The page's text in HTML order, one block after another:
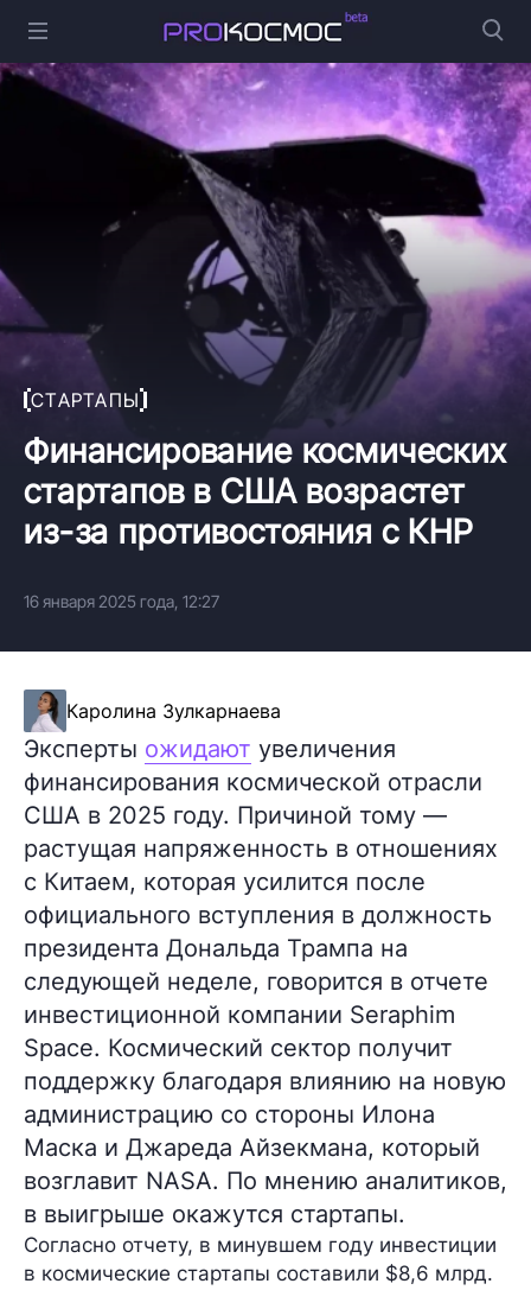
СТАРТАПЫ
Финансирование космических
стартапов в США возрастет
из-за противостояния с КНР
16 января 2025 года, 12:27
Каролина Зулкарнаева
Эксперты ожидают увеличения
финансирования космической отрасли
США в 2025 году. Причиной тому —
растущая напряженность в отношениях
с Китаем, которая усилится после
официального вступления в должность
президента Дональда Трампа на
следующей неделе, говорится в отчете
инвестиционной компании Seraphim
Space. Космический сектор получит
поддержку благодаря влиянию на новую
администрацию со стороны Илона
Маска и Джареда Айзекмана, который
возглавит NASA. По мнению аналитиков,
в выигрыше окажутся стартапы.
Согласно отчету, в минувшем году инвестиции
в космические стартапы составили $8,6 млрд.